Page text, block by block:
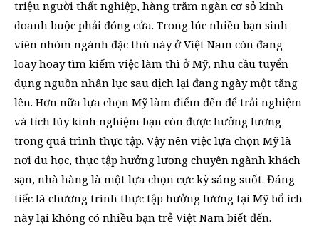
triệu người thất nghiệp, hàng trăm ngàn cơ sở kinh
doanh buộc phải đóng cửa. Trong lúc nhiều bạn sinh
viên nhóm ngành đặc thù này ở Việt Nam còn đang
loay hoay tìm kiếm việc làm thì ở Mỹ, nhu cầu tuyển
dụng nguồn nhân lực sau dịch lại đang ngày một tăng
lên. Hơn nữa lựa chọn Mỹ làm điểm đến để trải nghiệm
và tích lũy kinh nghiệm bạn còn được hưởng lương
trong quá trình thực tập. Vậy nên việc lựa chọn Mỹ là
nơi du học, thực tập hưởng lương chuyên ngành khách
sạn, nhà hàng là một lựa chọn cực kỳ sáng suốt. Đáng
tiếc là chương trình thực tập hưởng lương tại Mỹ bổ ích
này lại không có nhiều bạn trẻ Việt Nam biết đến.